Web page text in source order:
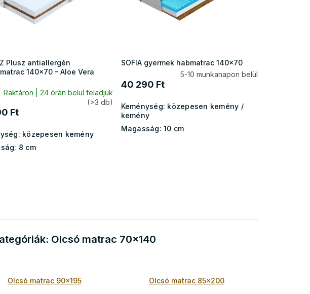
Plusz antiallergén
140x70 - Aloe Vera
Raktáron | 24 órán belül feladjuk
(>3 db)
Ft
közepesen kemény
8 cm
SOFIA gyermek habmatrac 140x70
5-10 munkanapon belül
40 290 Ft
Keménység: közepesen kemény /
kemény
Magasság: 10 cm
t
i
y
Olcsó matrac 70x140
Olcsó matrac 90x195 Olcsó matrac 85x200